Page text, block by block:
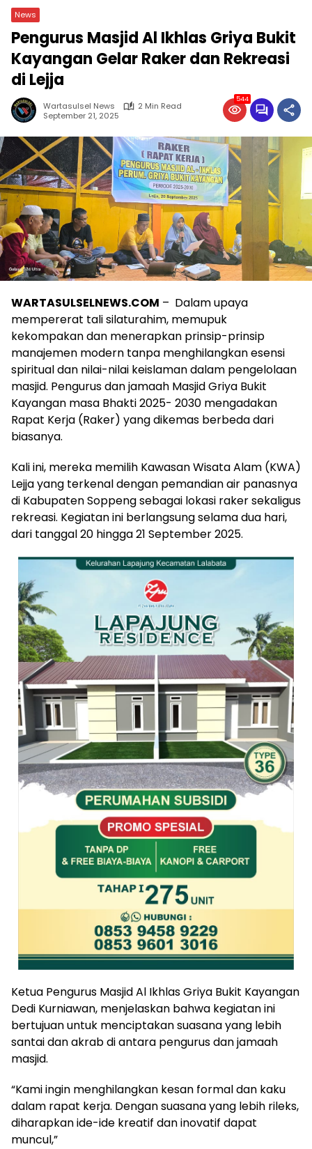
News
Pengurus Masjid Al Ikhlas Griya Bukit
Kayangan Gelar Raker dan Rekreasi
di Lejja
Wartasulsel News
2 Min Read
September 21, 2025
544
WARTASULSELNEWS.COM – Dalam upaya
mempererat tali silaturahim, memupuk
kekompakan dan menerapkan prinsip-prinsip
manajemen modern tanpa menghilangkan esensi
spiritual dan nilai-nilai keislaman dalam pengelolaan
masjid. Pengurus dan jamaah Masjid Griya Bukit
Kayangan masa Bhakti 2025- 2030 mengadakan
Rapat Kerja (Raker) yang dikemas berbeda dari
biasanya.
Kali ini, mereka memilih Kawasan Wisata Alam (KWA)
Lejja yang terkenal dengan pemandian air panasnya
di Kabupaten Soppeng sebagai lokasi raker sekaligus
rekreasi. Kegiatan ini berlangsung selama dua hari,
dari tanggal 20 hingga 21 September 2025.
Ketua Pengurus Masjid Al Ikhlas Griya Bukit Kayangan
Dedi Kurniawan, menjelaskan bahwa kegiatan ini
bertujuan untuk menciptakan suasana yang lebih
santai dan akrab di antara pengurus dan jamaah
masjid.
“Kami ingin menghilangkan kesan formal dan kaku
dalam rapat kerja. Dengan suasana yang lebih rileks,
diharapkan ide-ide kreatif dan inovatif dapat
muncul,”